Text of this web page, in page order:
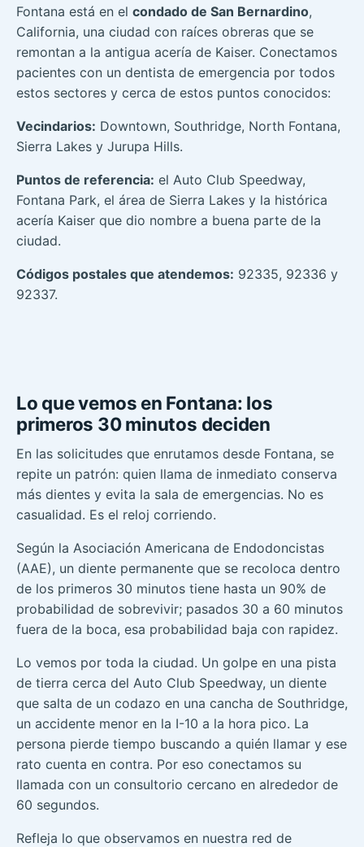
Fontana está en el condado de San Bernardino,
California, una ciudad con raíces obreras que se
remontan a la antigua acería de Kaiser. Conectamos
pacientes con un dentista de emergencia por todos
estos sectores y cerca de estos puntos conocidos:
Vecindarios: Downtown, Southridge, North Fontana,
Sierra Lakes y Jurupa Hills.
Puntos de referencia: el Auto Club Speedway,
Fontana Park, el área de Sierra Lakes y la histórica
acería Kaiser que dio nombre a buena parte de la
ciudad.
Códigos postales que atendemos: 92335, 92336 y
92337.
Lo que vemos en Fontana: los
primeros 30 minutos deciden
En las solicitudes que enrutamos desde Fontana, se
repite un patrón: quien llama de inmediato conserva
más dientes y evita la sala de emergencias. No es
casualidad. Es el reloj corriendo.
Según la Asociación Americana de Endodoncistas
(AAE), un diente permanente que se recoloca dentro
de los primeros 30 minutos tiene hasta un 90% de
probabilidad de sobrevivir; pasados 30 a 60 minutos
fuera de la boca, esa probabilidad baja con rapidez.
Lo vemos por toda la ciudad. Un golpe en una pista
de tierra cerca del Auto Club Speedway, un diente
que salta de un codazo en una cancha de Southridge,
un accidente menor en la I-10 a la hora pico. La
persona pierde tiempo buscando a quién llamar y ese
rato cuenta en contra. Por eso conectamos su
llamada con un consultorio cercano en alrededor de
60 segundos.
Refleja lo que observamos en nuestra red de